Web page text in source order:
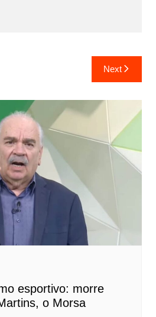
Next
esportivo: morre
o Morsa